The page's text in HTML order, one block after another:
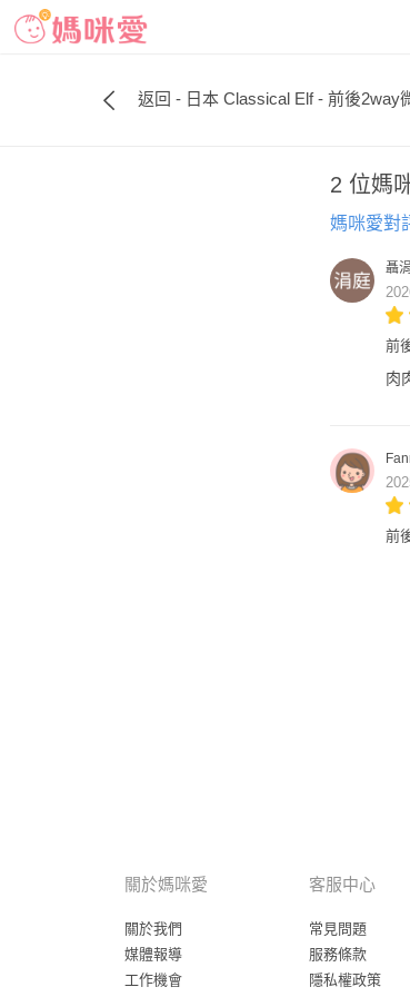
返回 - 日本 Classical Elf - 前後2way
2 位媽
媽咪愛對
聶
前
肉
前
關於媽咪愛
關於我們
媒體報導
工作機會
客服中心
常見問題
服務條款
隱私權政策